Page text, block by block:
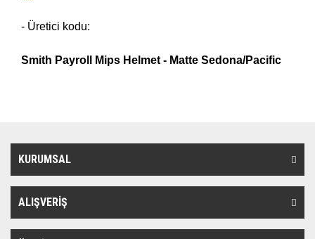
- Üretici kodu:
Smith Payroll Mips Helmet - Matte Sedona/Pacific
KURUMSAL
ALIŞVERİŞ